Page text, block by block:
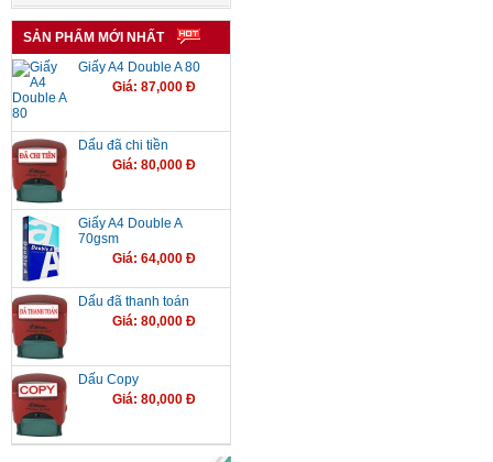
SẢN PHẨM MỚI NHẤT
Giấy A4 Double A 80
Giá: 87,000 Đ
Dấu đã chi tiền
Giá: 80,000 Đ
Giấy A4 Double A
70gsm
Giá: 64,000 Đ
Dấu đã thanh toán
Giá: 80,000 Đ
Dấu Copy
Giá: 80,000 Đ